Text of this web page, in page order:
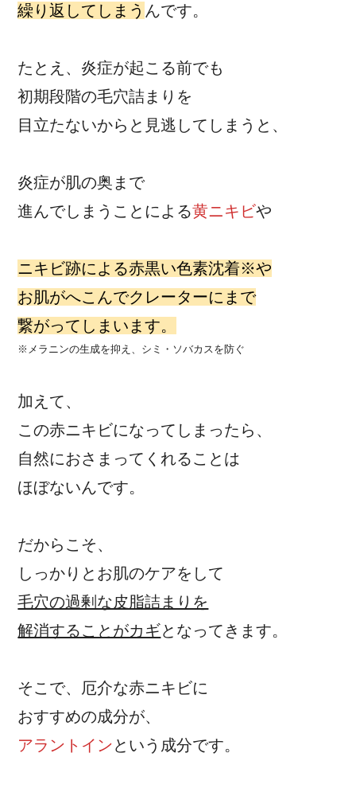
繰り返してしまう んです。
たとえ、炎症が起こる前でも
初期段階の毛穴詰まりを
目立たないからと見逃してしまうと、
炎症が肌の奥まで
進んでしまうことによる黄ニキビや
ニキビ跡による赤黒い色素沈着※や
お肌がへこんでクレーターにまで
繋がってしまいます。
※メラニンの生成を抑え、シミ・ソバカスを防ぐ
加えて、
この赤ニキビになってしまったら、
自然におさまってくれることは
ほぼないんです。
だからこそ、
しっかりとお肌のケアをして
毛穴の過剰な皮脂詰まりを
解消することがカギとなってきます。
そこで、厄介な赤ニキビに
おすすめの成分が、
アラントインという成分です。